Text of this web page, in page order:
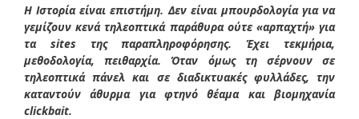
Η Ιστορία είναι επιστήμη. Δεν είναι μπουρδολογία για να
γεμίζουν κενά τηλεοπτικά παράθυρα ούτε «αρπαχτή» για
τα sites της παραπληροφόρησης. Έχει τεκμήρια,
μεθοδολογία, πειθαρχία. Όταν όμως τη σέρνουν σε
τηλεοπτικά πάνελ και σε διαδικτυακές φυλλάδες, την
καταντούν άθυρμα για φτηνό θέαμα και βιομηχανία
clickbait.